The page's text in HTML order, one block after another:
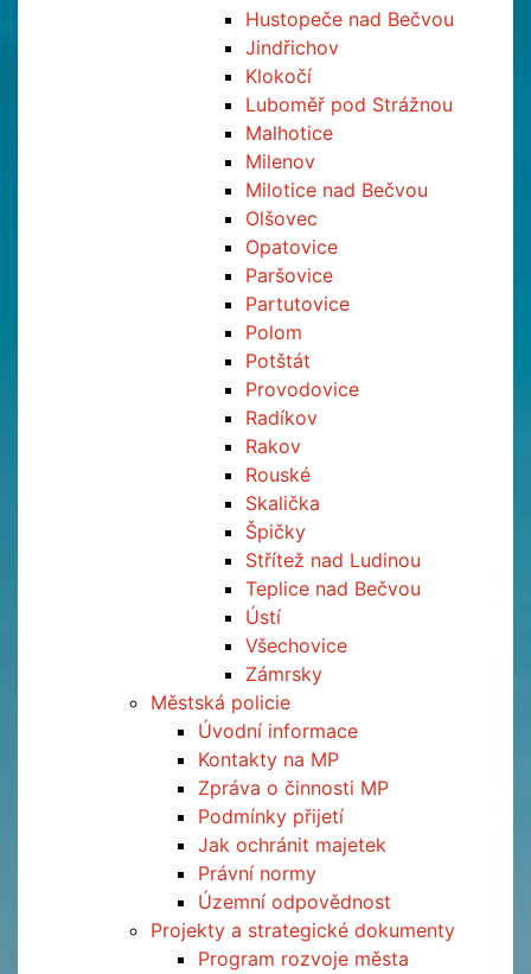
Hustopeče nad Bečvou
Jindřichov
Klokočí
Luboměř pod Strážnou
Malhotice
Milenov
Milotice nad Bečvou
Olšovec
Opatovice
Paršovice
Partutovice
Polom
Potštát
Provodovice
Radíkov
Rakov
Rouské
Skalička
Špičky
Střítež nad Ludinou
Teplice nad Bečvou
Ústí
Všechovice
Zámrsky
Městská policie
Úvodní informace
Kontakty na MP
Zpráva o činnosti MP
Podmínky přijetí
Jak ochránit majetek
Právní normy
Územní odpovědnost
Projekty a strategické dokumenty
Program rozvoje města